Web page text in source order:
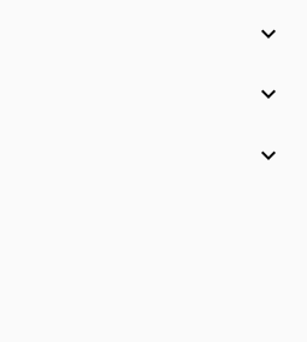


